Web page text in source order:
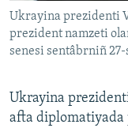
Ukrayina prezidenti
prezident namzeti
senesi sentâbrniñ 27-
Ukrayina prezidenti
afta